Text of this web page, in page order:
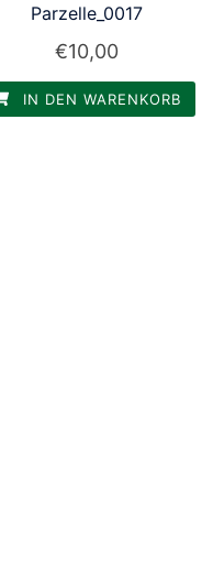
Parzelle_0017
€10,00
IN DEN WARENKORB